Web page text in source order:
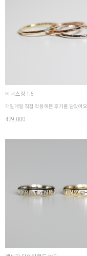
비너스링 1.5
매일매일 직접 착용해본 후기를 담았어요
439,000